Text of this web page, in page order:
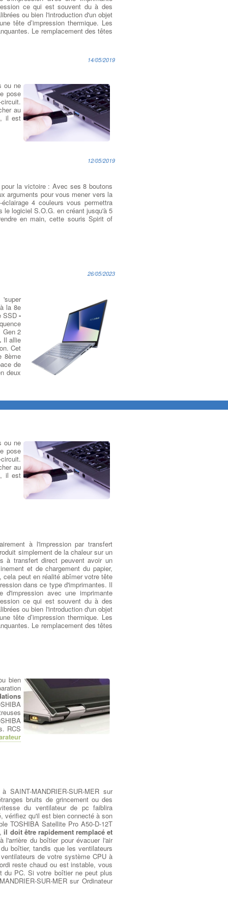
ce qui est souvent du à des
ou bien l'introduction d'un objet
tête d’impression thermique. Les
Le remplacement des têtes
14/05/2019
ou ne
pose
au
il est
12/05/2019
la victoire : Avec ses 8 boutons
arguments pour vous mener vers la
4 couleurs vous permettra
le logiciel S.O.G. en créant jusqu'à 5
en main, cette souris Spirit of
26/05/2023
la 8e
SSD -
Gen 2
Il allie
Cet
8ème
de
deux
ou ne
pose
au
il est
à l'impression par transfert
simplement de la chaleur sur un
à transfert direct peuvent avoir un
et de chargement du papier,
peut en réalité abîmer votre tête
dans ce type d'imprimantes. Il
avec une imprimante
ce qui est souvent du à des
ou bien l'introduction d'un objet
tête d’impression thermique. Les
Le remplacement des têtes
bien
RCS
MANDRIER-SUR-MER sur
bruits de grincement ou des
du ventilateur de pc faiblira
vérifiez qu'il est bien connecté à son
TOSHIBA Satellite Pro A50-D-12T
il doit être rapidement remplacé et
l'arrière du boîtier pour évacuer l'air
boîtier, tandis que les ventilateurs
de votre système CPU à
reste chaud ou est instable, vous
du PC. Si votre boîtier ne peut plus
SUR-MER sur Ordinateur